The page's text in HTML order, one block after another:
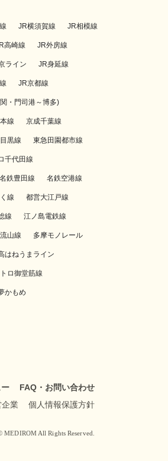
JR横須賀線 JR相模線
高崎線 JR外房線
ライン JR身延線
JR京都線
・門司港～博多)
線 京成千葉線
黒線 東急田園都市線
千代田線
名鉄豊田線 名鉄空港線
線 都営大江戸線
線 江ノ島電鉄線
山線 多摩モノレール
はねうまライン
ロ御堂筋線
かもめ
FAQ・お問い合わせ
企業
個人情報保護方針
MEDIROM All Rights Reserved.